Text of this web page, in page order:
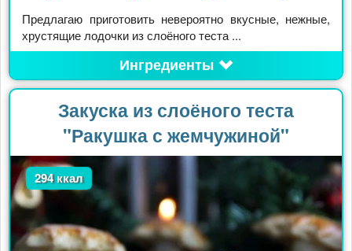
Предлагаю приготовить невероятно вкусные, нежные,
хрустящие лодочки из слоёного теста ...
Ингредиенты
Закуска из слоёного теста
"Ракушка с жемчужиной"
294 ккал